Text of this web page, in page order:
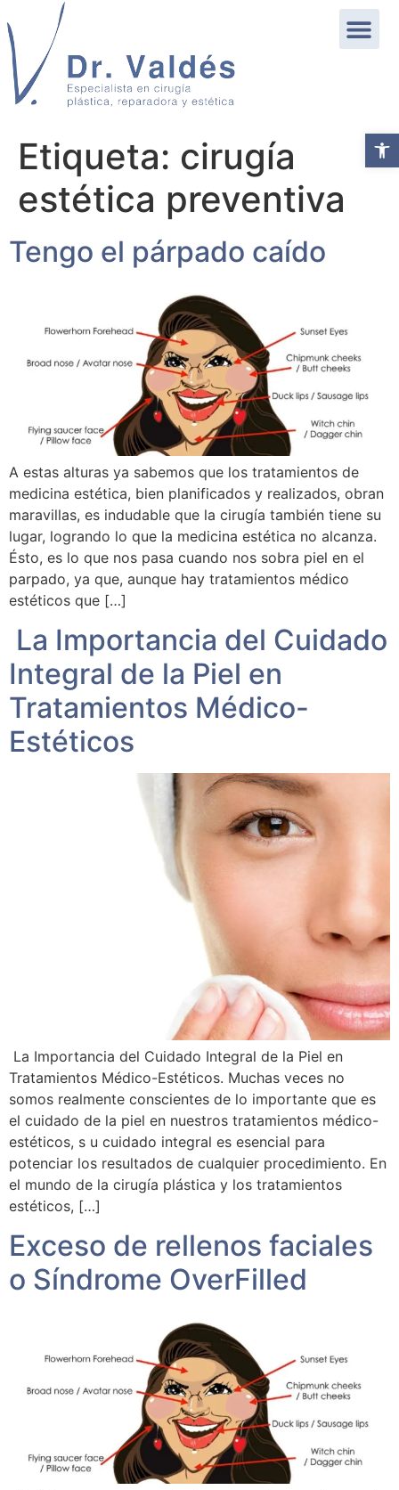
Etiqueta: cirugía
estética preventiva
Tengo el párpado caído
A estas alturas ya sabemos que los tratamientos de
medicina estética, bien planificados y realizados, obran
maravillas, es indudable que la cirugía también tiene su
lugar, logrando lo que la medicina estética no alcanza.
Ésto, es lo que nos pasa cuando nos sobra piel en el
parpado, ya que, aunque hay tratamientos médico
estéticos que […]
La Importancia del Cuidado
Integral de la Piel en
Tratamientos Médico-
Estéticos
La Importancia del Cuidado Integral de la Piel en
Tratamientos Médico-Estéticos. Muchas veces no
somos realmente conscientes de lo importante que es
el cuidado de la piel en nuestros tratamientos médico-
estéticos, s u cuidado integral es esencial para
potenciar los resultados de cualquier procedimiento. En
el mundo de la cirugía plástica y los tratamientos
estéticos, […]
Exceso de rellenos faciales
o Síndrome OverFilled
Abrir